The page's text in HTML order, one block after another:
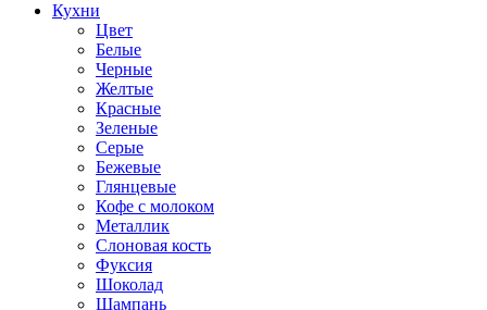
Кухни
Цвет
Белые
Черные
Желтые
Красные
Зеленые
Серые
Бежевые
Глянцевые
Кофе с молоком
Металлик
Слоновая кость
Фуксия
Шоколад
Шампань